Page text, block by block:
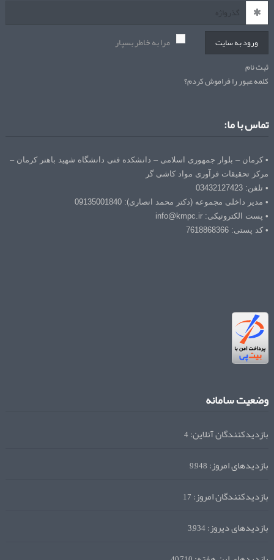
ورود به سایت مرا به خاطر بسپار
ثبت نام
کلمه عبور را فراموش کردم؟
تماس با ما:
• کرمان – بلوار جمهوری اسلامی – دانشکده فنی دانشگاه شهید باهنر کرمان –
مرکز تحقیقات فرآوری مواد کاشی گر
• تلفن: 03432127423
• مدیر داخلی مجموعه (دکتر محمد انصاری): 09135001840
• پست الکترونیکی: info@kmpc.ir
• کد پستی: 7618868366
وضعیت سامانه
بازدیدکنندگان آنلاین:4
بازدیدهای امروز:9,948
بازدیدکنندگان امروز:17
بازدیدهای دیروز:3,934